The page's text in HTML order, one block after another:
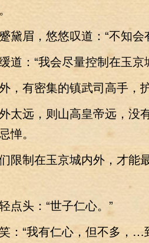
，悠悠叹道：“不知会
“我会尽量控制在玉京
有密集的镇武司高手，护
远，则山高皇帝远，没
惮。
制在玉京城内外，才能
头：“世子仁心。”
“我有仁心，但不多，…